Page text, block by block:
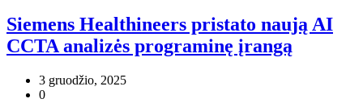
Siemens Healthineers pristato naują AI
CCTA analizės programinę įrangą
3 gruodžio, 2025
0